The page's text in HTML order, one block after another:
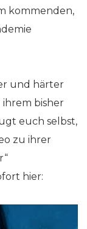
kommenden,
und härter
ihrem bisher
euch selbst,
zu ihrer
hier: